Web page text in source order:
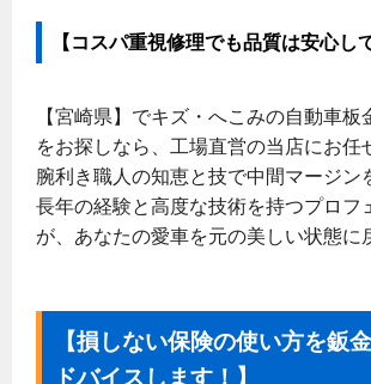
【コスパ重視修理でも品質は安心し
【宮崎県】でキズ・へこみの自動車
をお探しなら、工場直営の当店にお任
腕利き職人の知恵と技で中間マージン
長年の経験と高度な技術を持つプロフ
が、あなたの愛車を元の美しい状態に
【損しない保険の使い方を鈑
ドバイスします！】